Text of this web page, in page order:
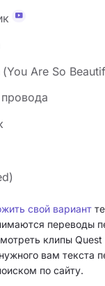
Are So
свой вариант
переводы
клипы Quest
вам текста
по сайту.